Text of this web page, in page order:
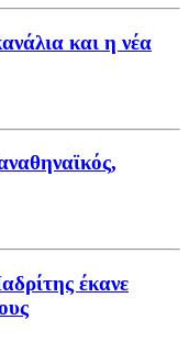
και η νέα
έκανε